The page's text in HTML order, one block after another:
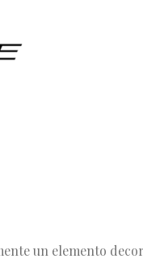
un elemento